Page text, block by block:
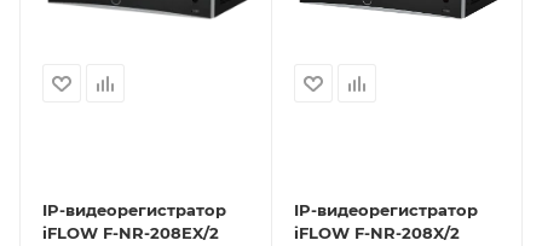
IP-видеорегистратор
iFLOW F-NR-208EX/2
IP-видеорегистратор
iFLOW F-NR-208X/2